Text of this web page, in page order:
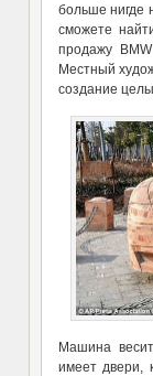
больше нигде
сможете
продажу
Местный
создание
Машина
имеет двери,